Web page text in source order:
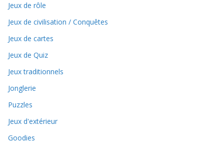
Jeux de rôle
Jeux de civilisation / Conquêtes
Jeux de cartes
Jeux de Quiz
Jeux traditionnels
Jonglerie
Puzzles
Jeux d'extérieur
Goodies